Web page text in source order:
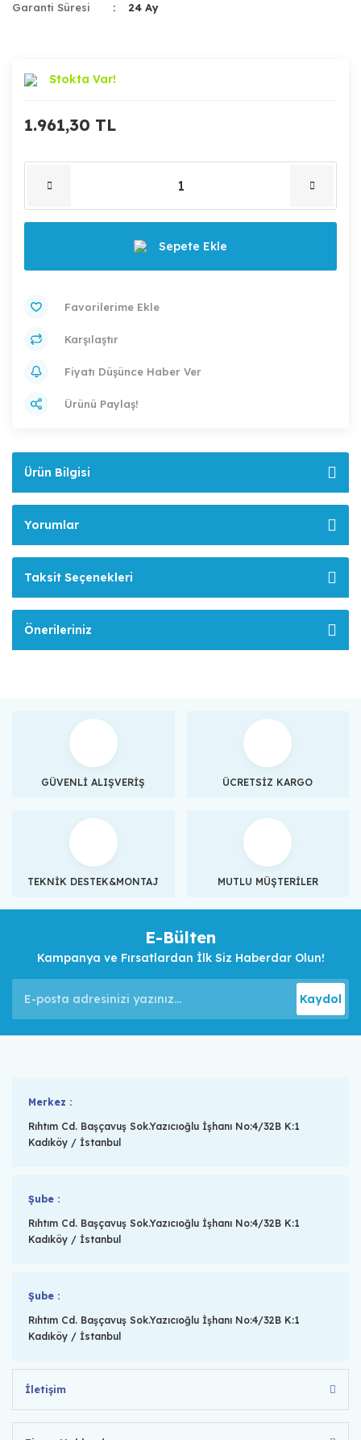
Garanti Süresi
24 Ay
Stokta Var!
1.961,30 TL
Sepete Ekle
Karşılaştır
Fiyatı Düşünce Haber Ver
Ürünü Paylaş!
Ürün Bilgisi
Yorumlar
Taksit Seçenekleri
Önerileriniz
GÜVENLİ ALIŞVERİŞ ÜCRETSİZ KARGO
TEKNİK DESTEK&MONTAJ MUTLU MÜŞTERİLER
E-Bülten
Kampanya ve Fırsatlardan İlk Siz Haberdar Olun!
Kaydol
Merkez :
Rıhtım Cd. Başçavuş Sok.Yazıcıoğlu İşhanı No:4/32B K:1
Kadıköy / İstanbul
Şube :
Rıhtım Cd. Başçavuş Sok.Yazıcıoğlu İşhanı No:4/32B K:1
Kadıköy / İstanbul
Şube :
Rıhtım Cd. Başçavuş Sok.Yazıcıoğlu İşhanı No:4/32B K:1
Kadıköy / İstanbul
İletişim